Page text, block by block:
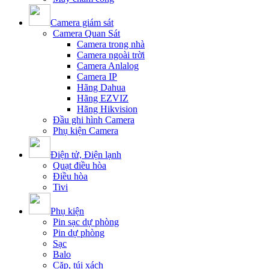
Camera giám sát
Camera Quan Sát
Camera trong nhà
Camera ngoài trời
Camera Anlalog
Camera IP
Hãng Dahua
Hãng EZVIZ
Hãng Hikvision
Đầu ghi hình Camera
Phụ kiện Camera
Điện tử, Điện lạnh
Quạt điều hòa
Điều hòa
Tivi
Phụ kiện
Pin sạc dự phòng
Pin dự phòng
Sạc
Balo
Cặp, túi xách